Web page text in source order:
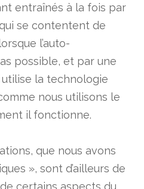
entraînés à la fois par
se contentent de
l’auto-
possible, et par une
la technologie
nous utilisons le
il fonctionne.
que nous avons
», sont d’ailleurs de
certains aspects du